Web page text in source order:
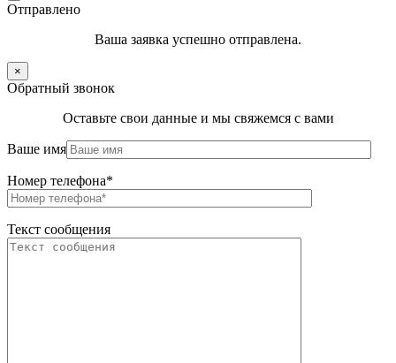
Отправлено
Ваша заявка успешно отправлена.
×
Обратный звонок
Оставьте свои данные и мы свяжемся с вами
Ваше имя
Номер телефона*
Текст сообщения